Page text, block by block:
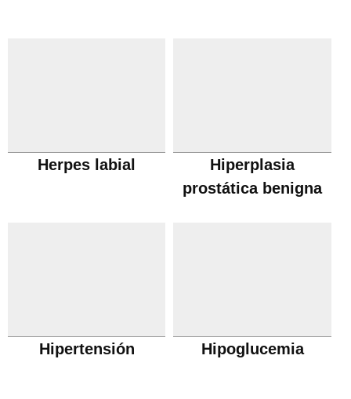
Herpes labial
Hiperplasia
prostática benigna
Hipertensión Hipoglucemia